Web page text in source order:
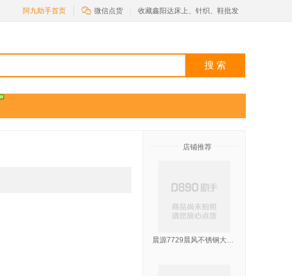
阿九助手首页  微信点货 收藏鑫阳达床上、针织、鞋批发
搜 索
店铺推荐
晨源7729晨风不锈钢大粥勺